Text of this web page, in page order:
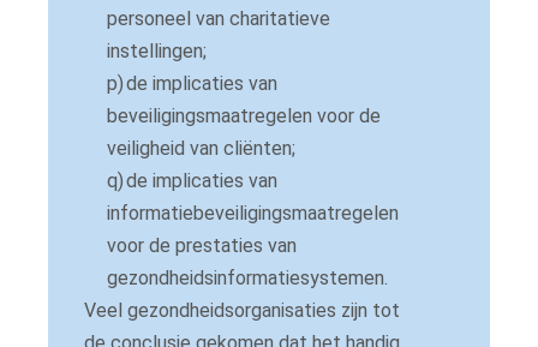
personeel van charitatieve
instellingen;
p)de implicaties van
beveiligingsmaatregelen voor de
veiligheid van cliënten;
q)de implicaties van
informatiebeveiligingsmaatregelen
voor de prestaties van
gezondheidsinformatiesystemen.
Veel gezondheidsorganisaties zijn tot